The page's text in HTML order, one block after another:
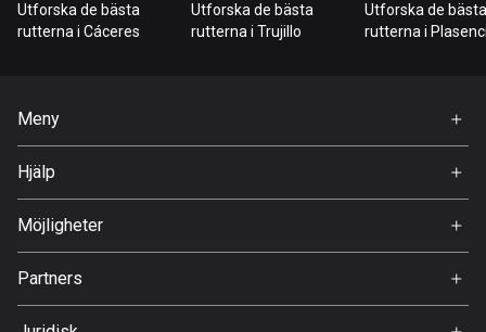
Indonesien
88 rutter
Irland
Utforska de bästa
rutterna i Cáceres
Utforska de bästa
rutterna i Trujillo
Utforska de bästa
rutterna i
Meny
Om Oss
Hjälp
Möjligheter
Partners